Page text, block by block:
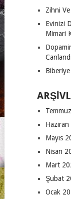
Zihni
Evinizi
Mimari
Biberiye
Haziran
Mayıs
Nisan
Mart
Şubat
Ocak